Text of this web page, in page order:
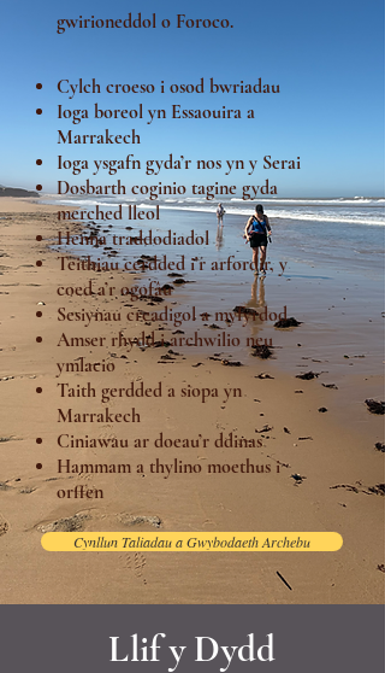
gwirioneddol o Foroco.
Cylch croeso i osod bwriadau
Ioga boreol yn Essaouira a
Marrakech
Ioga ysgafn gyda’r nos yn y Serai
Dosbarth coginio tagine gyda
merched lleol
Henna traddodiadol
Teithiau cerdded i’r arfordir, y
coed a’r ogofâu
Sesiynau creadigol a myfyrdod
Amser rhydd i archwilio neu
ymlacio
Taith gerdded a siopa yn
Marrakech
Ciniawau ar doeau’r ddinas
Hammam a thylino moethus i
orffen
Cynllun Taliadau a Gwybodaeth Archebu
Llif y Dydd